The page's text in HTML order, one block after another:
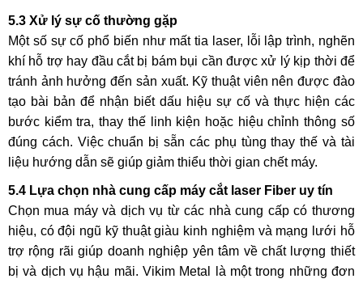
5.3 Xử lý sự cố thường gặp
Một số sự cố phổ biến như mất tia laser, lỗi lập trình, nghẽn
khí hỗ trợ hay đầu cắt bị bám bụi cần được xử lý kịp thời để
tránh ảnh hưởng đến sản xuất. Kỹ thuật viên nên được đào
tạo bài bản để nhận biết dấu hiệu sự cố và thực hiện các
bước kiểm tra, thay thế linh kiện hoặc hiệu chỉnh thông số
đúng cách. Việc chuẩn bị sẵn các phụ tùng thay thế và tài
liệu hướng dẫn sẽ giúp giảm thiểu thời gian chết máy.
5.4 Lựa chọn nhà cung cấp máy cắt laser Fiber uy tín
Chọn mua máy và dịch vụ từ các nhà cung cấp có thương
hiệu, có đội ngũ kỹ thuật giàu kinh nghiệm và mạng lưới hỗ
trợ rộng rãi giúp doanh nghiệp yên tâm về chất lượng thiết
bị và dịch vụ hậu mãi. Vikim Metal là một trong những đơn